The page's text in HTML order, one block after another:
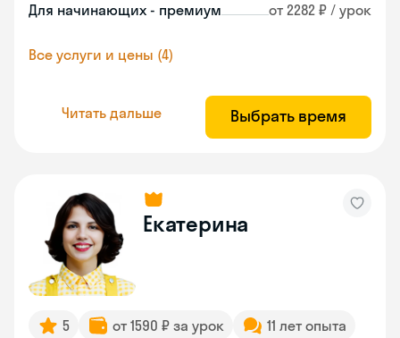
Для начинающих - премиум от 2282 ₽ / урок
Все услуги и цены (4)
Читать дальше Выбрать время
Екатерина
5 от 1590 ₽ за урок
11 лет опыта